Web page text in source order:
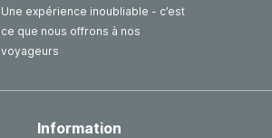
Une expérience inoubliable - c’est
ce que nous offrons à nos
voyageurs
Information